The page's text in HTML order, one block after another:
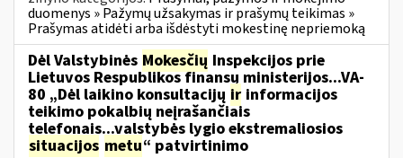
duomenys » Pažymų užsakymas ir prašymų teikimas »
Prašymas atidėti arba išdėstyti mokestinę nepriemoką
Dėl Valstybinės Mokesčių Inspekcijos prie
Lietuvos Respublikos finansų ministerijos...VA-
80 „Dėl laikino konsultacijų ir informacijos
teikimo pokalbių neįrašančiais
telefonais...valstybės lygio ekstremaliosios
situacijos metu“ patvirtinimo